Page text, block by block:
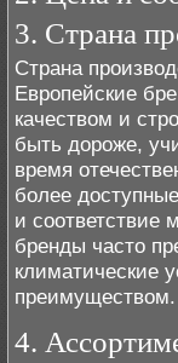
3. Страна
Страна
Европейские
качеством и
быть дороже,
время
более
и соответствие
бренды часто
климатические
преимуществом.
4.